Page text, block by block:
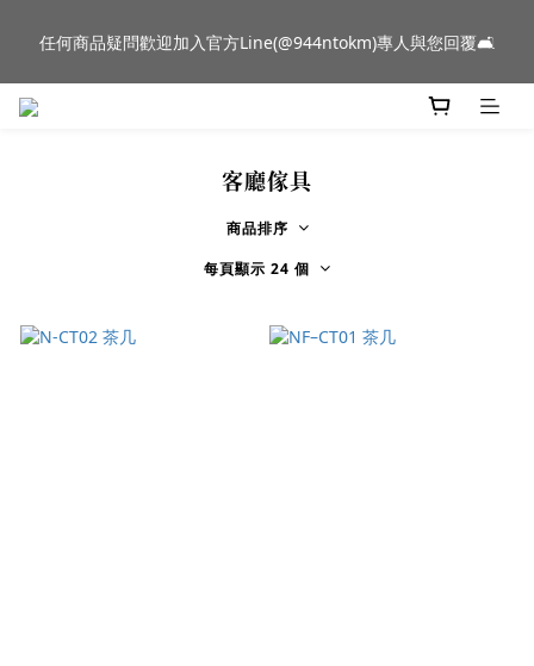
群門市展示中✨
新品到貨｜日本燈具品牌 Ambientec 年度新品 Barcarolle 臺中樂
客廳傢具
商品排序
每頁顯示 24 個